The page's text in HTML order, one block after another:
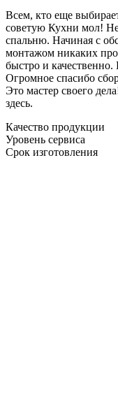
Всем, кто еще
советую Кухни мол!
спальню. Начиная с
монтажом никаких
быстро и
Огромное спасибо
Это мастер своего
здесь.
Качество продукции
Уровень сервиса
Срок изготовления